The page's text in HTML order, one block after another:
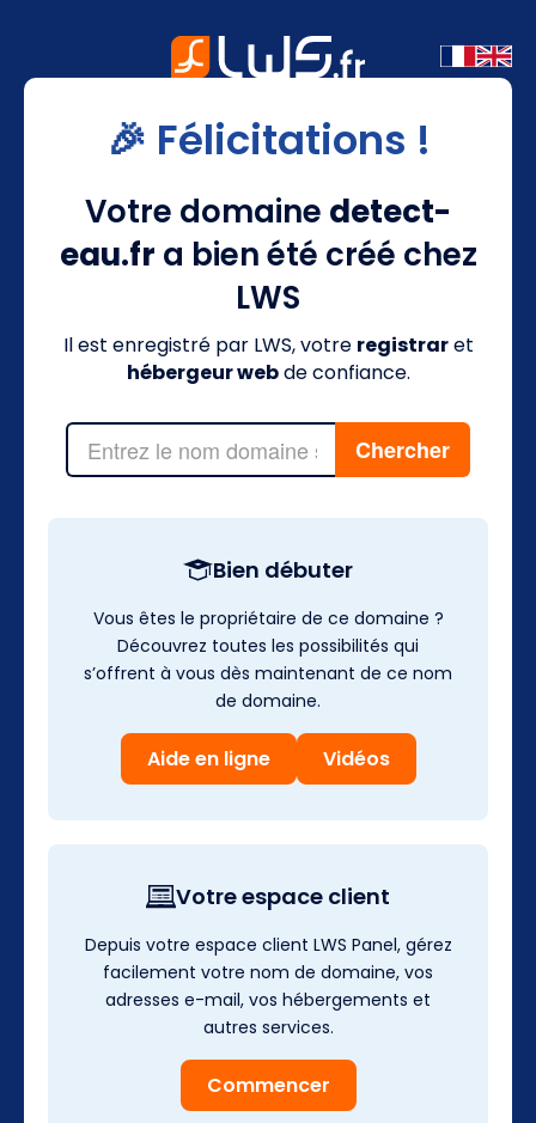
🎉 Félicitations !
Votre domaine detect-
eau.fr a bien été créé chez
LWS
Il est enregistré par LWS, votre registraret
hébergeur webde confiance.
Bien débuter
Vous êtes le propriétaire de ce domaine ?
Découvrez toutes les possibilités qui
s’offrent à vous dès maintenant de ce nom
de domaine.
Aide en ligne Vidéos
Votre espace client
Depuis votre espace client LWS Panel, gérez
facilement votre nom de domaine, vos
adresses e-mail, vos hébergements et
autres services.
Commencer